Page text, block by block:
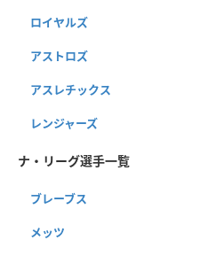
ロイヤルズ
アストロズ
アスレチックス
レンジャーズ
ナ・リーグ選手一覧
ブレーブス
メッツ